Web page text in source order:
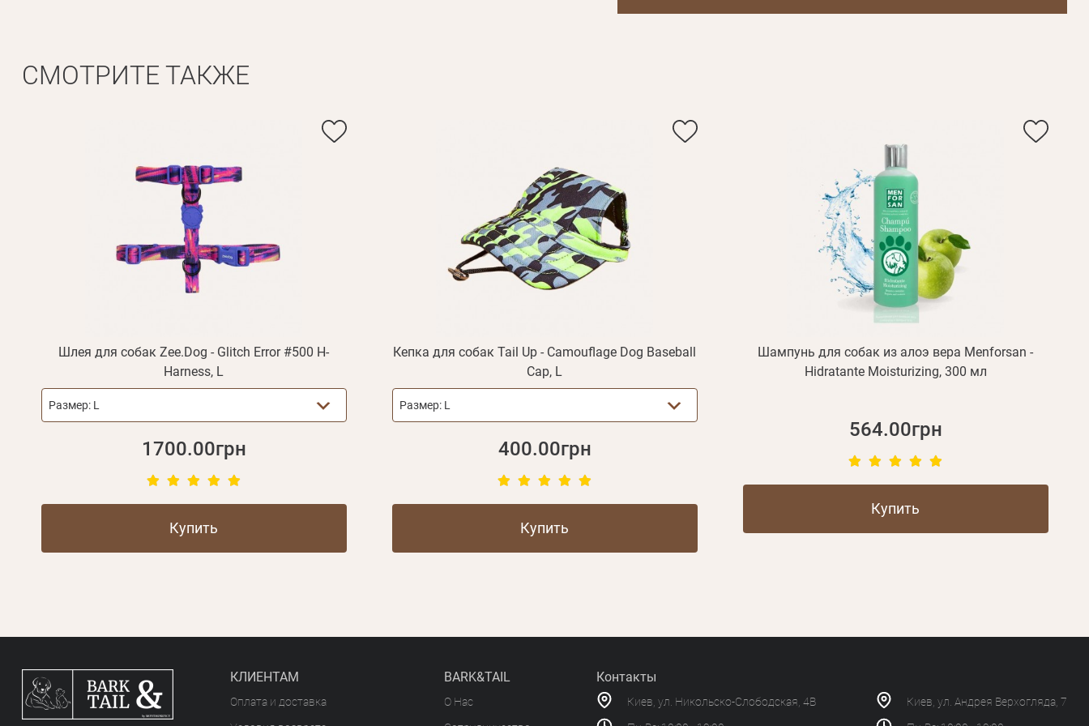
СМОТРИТЕ ТАКЖЕ
Шлея для собак Zee.Dog - Glitch Error #500 H-
Harness, L
Размер: L
1700.00грн
Купить
Кепка для собак Tail Up - Camouflage Dog Baseball
Cap, L
Размер: L
400.00грн
Купить
Шампунь для собак из алоэ вера Menforsan -
Hidratante Moisturizing, 300 мл
564.00грн
Купить
КЛИЕНТАМ
Оплата и доставка
BARK&TAIL
О Нас
Контакты
Киев, ул. Никольско-Слободская, 4В
Киев, ул. Андрея Верхогляда, 7